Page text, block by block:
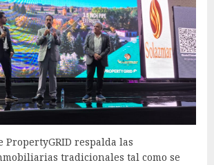
PropertyGRID respalda las
tradicionales tal como se